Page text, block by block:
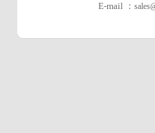
E-mail ：